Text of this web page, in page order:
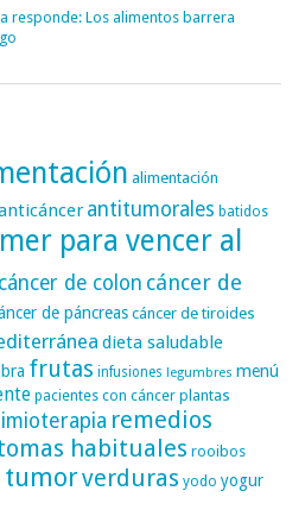
responde: Los alimentos barrera
alimentación
antitumorales batidos
para vencer al
cáncer de colon cáncer de
de páncreascáncer de tiroides
dieta saludable
frutas infusiones legumbres menú
pacientes con cáncer plantas
remedios
habituales rooibos
tumorverduras yodo yogur